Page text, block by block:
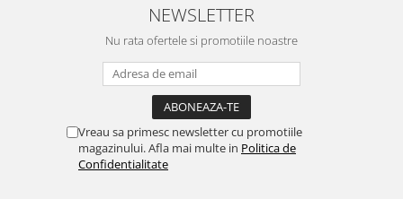
NEWSLETTER
Nu rata ofertele si promotiile noastre
Vreau sa primesc newsletter cu promotiile
magazinului. Afla mai multe in Politica de
Confidentialitate